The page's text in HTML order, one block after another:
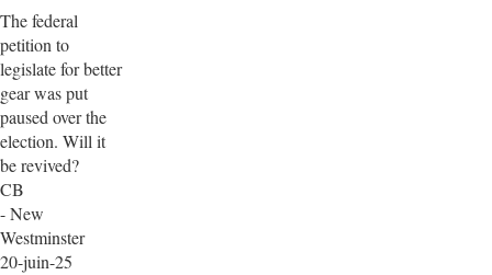
The federal
petition to
legislate for better
gear was put
paused over the
election. Will it
be revived?
CB
- New
Westminster
20-juin-25